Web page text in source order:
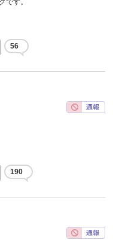
です。
56
190